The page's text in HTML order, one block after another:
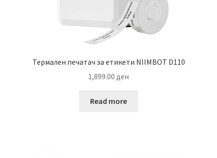
Термален печатач за етикети NIIMBOT D110
1,899.00 ден
Read more